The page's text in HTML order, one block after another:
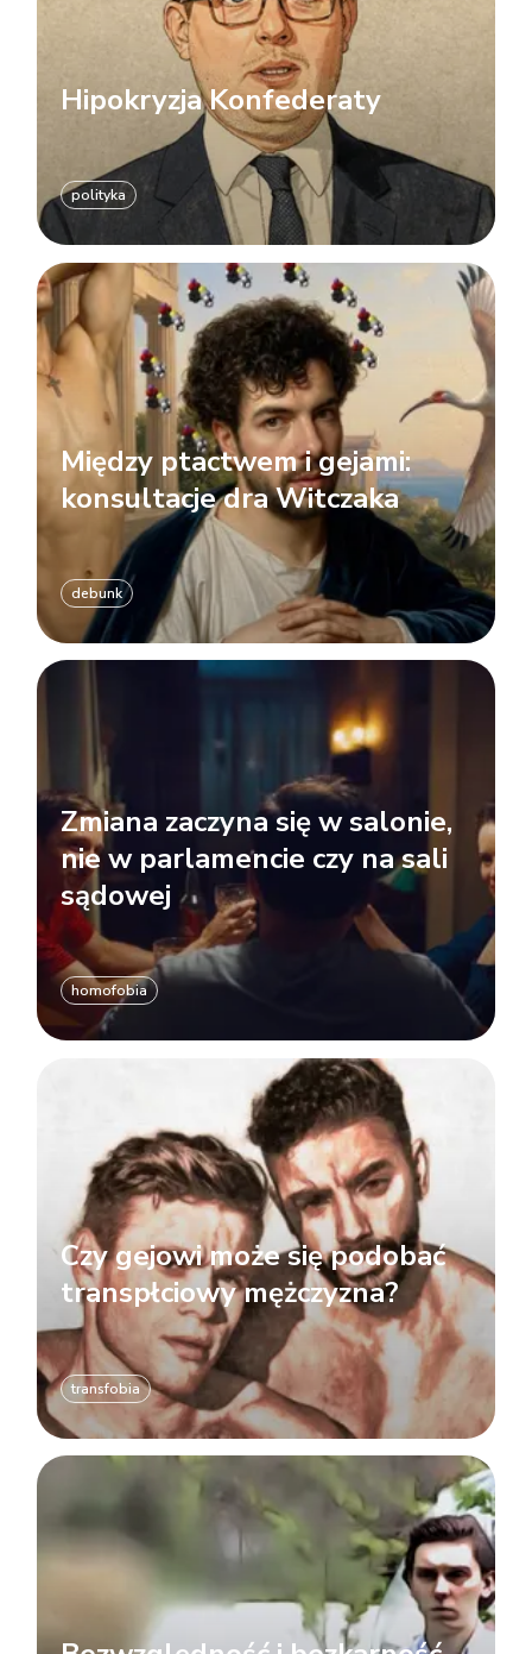
Hipokryzja Konfederaty
polityka
Między ptactwem i gejami:
konsultacje dra Witczaka
debunk
Zmiana zaczyna się w salonie,
nie w parlamencie czy na sali
sądowej
homofobia
Czy gejowi może się podobać
transpłciowy mężczyzna?
transfobia